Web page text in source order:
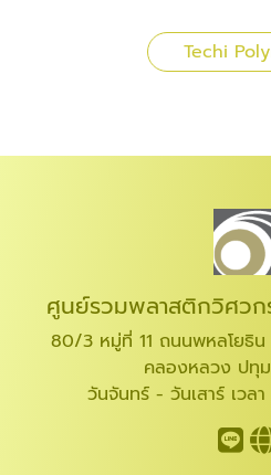
Techi
ศูนย์รวมพลาสติกวิศวก
80/3 หมู่ที่ 11 ถนนพหลโยธิ
คลองหลวง ปทุม
วันจันทร์ - วันเสาร์ เว